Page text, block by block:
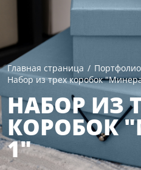
Главная страница / Портфолио
Набор из трех коробок
НАБОР ИЗ
КОРОБОК
1"